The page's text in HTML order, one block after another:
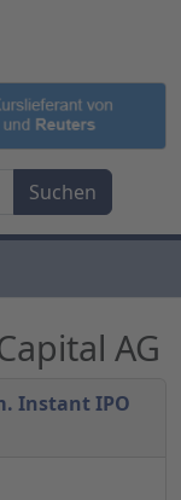
AG
Instant IPO